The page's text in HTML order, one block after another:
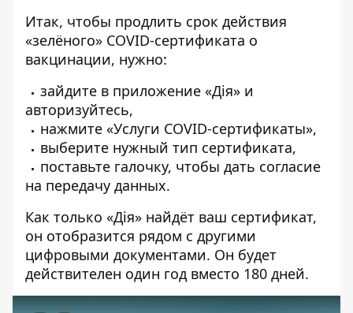
Итак, чтобы продлить срок действия
«зелёного» COVID-сертификата о
вакцинации, нужно:
зайдите в приложение «Дія» и
авторизуйтесь,
нажмите «Услуги COVID-сертификаты»,
выберите нужный тип сертификата,
поставьте галочку, чтобы дать согласие
на передачу данных.
Как только «Дія» найдёт ваш сертификат,
он отобразится рядом с другими
цифровыми документами. Он будет
действителен один год вместо 180 дней.